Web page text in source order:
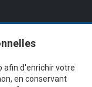
afin d'enrichir votre
en conservant